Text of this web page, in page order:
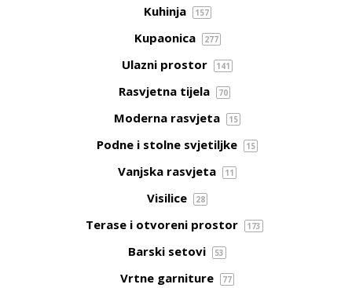
Kuhinja 157
Kupaonica 277
Ulazni prostor 141
Rasvjetna tijela 70
Moderna rasvjeta 15
Podne i stolne svjetiljke 15
Vanjska rasvjeta 11
Visilice 28
Terase i otvoreni prostor 173
Barski setovi 53
Vrtne garniture 77